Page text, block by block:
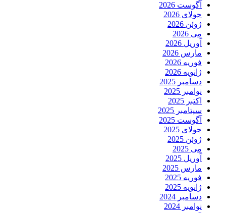
آگوست 2026
جولای 2026
ژوئن 2026
می 2026
آوریل 2026
مارس 2026
فوریه 2026
ژانویه 2026
دسامبر 2025
نوامبر 2025
اکتبر 2025
سپتامبر 2025
آگوست 2025
جولای 2025
ژوئن 2025
می 2025
آوریل 2025
مارس 2025
فوریه 2025
ژانویه 2025
دسامبر 2024
نوامبر 2024